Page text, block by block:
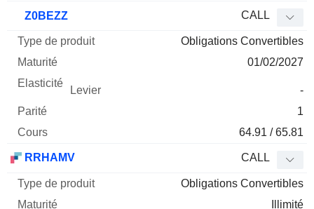
Z0BEZZ CALL
Obligations Convertibles
01/02/2027
-
1
64.91 / 65.81
RRHAMV CALL
Obligations Convertibles
Illimité